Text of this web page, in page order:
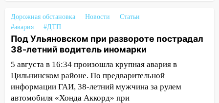
14:22 В Новом городе 8 августа пройдет
большой фестиваль «Наше время» с
мотофристайлом и концертом
«Мураками»
14:04 Жару смоет ливнями: прогноз
погоды в Ульяновской области на
выходные 8-9 августа
Дорожная обстановка Новости
Статьи
#авария
#ДТП
Под Ульяновском при развороте пострадал
38-летний водитель иномарки
5 августа в 16:34 произошла крупная авария в
Цильнинском районе. По предварительной
информации ГАИ, 38-летний мужчина за рулем
автомобиля «Хонда Аккорд» при